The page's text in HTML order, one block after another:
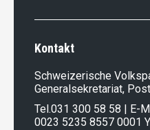
Kontakt
Schweizerische
Generalsekretariat,
Tel.031 300 58 58 | E-
0023 5235 8557 0001 Y